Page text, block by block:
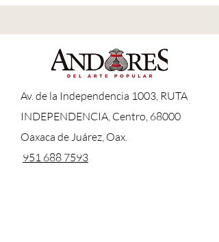
Av. de la Independencia 1003, RUTA
INDEPENDENCIA, Centro, 68000
Oaxaca de Juárez, Oax.
951 688 7593